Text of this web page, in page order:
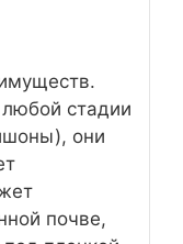
стадии
они
почве,